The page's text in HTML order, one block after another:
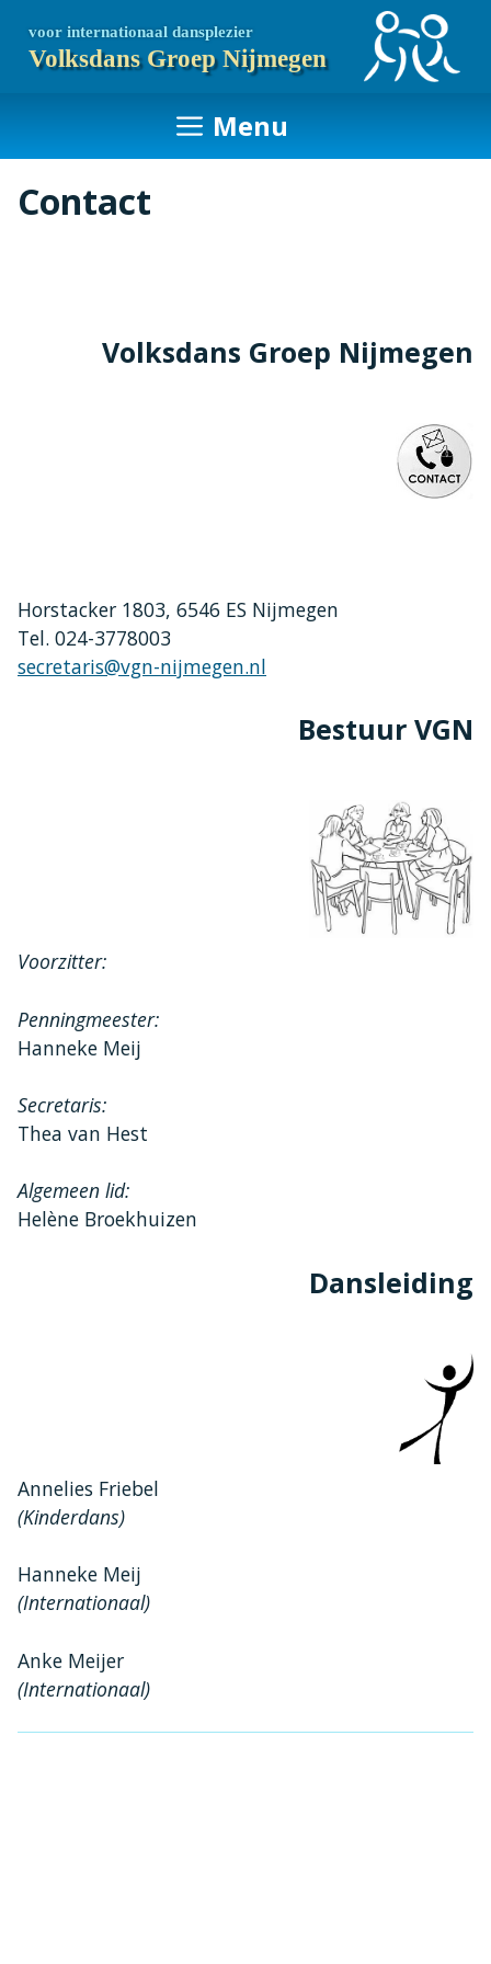
naar
Volksdans Groep Nijmegen
voor internationaal dansplezier
Menu
Contact
Volksdans Groep Nijmegen
Horstacker 1803, 6546 ES Nijmegen
Tel. 024-3778003
secretaris@vgn-nijmegen.nl
Bestuur VGN
Voorzitter:
Penningmeester:
Hanneke Meij
Secretaris:
Thea van Hest
Algemeen lid:
Helène Broekhuizen
Dansleiding
Annelies Friebel
(Kinderdans)
Hanneke Meij
(Internationaal)
Anke Meijer
(Internationaal)